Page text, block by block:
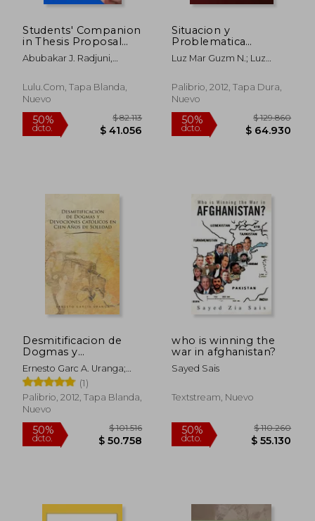
50% 50%
50%
dcto.
$ 163.271 50%
dcto.
Students' Companion
in Thesis Proposal
Writing (en Inglés)
Abubakar J. Radjuni,
Lulu.com, Tapa Blanda,
Nuevo
Situacion y
Problematica
Linguistica en la
Traduccion del
Morelos
Luz Mar Guzm N.; Luz
Palibrio, 2012, Tapa Dura,
Nuevo
Desmitificacion de
Dogmas y
Devociones Catolicos
en Cien Anos de
Soledad
Ernesto Garc A. Uranga;
Ernesto Garcia Uranga
(1)
Palibrio, 2012, Tapa Blanda,
Nuevo
who is winning the
war in afghanistan?
Sayed Sais
Textstream, Nuevo